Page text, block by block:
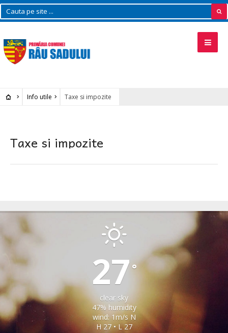
Info utile Taxe si impozite
Taxe si impozite
27 °
clear sky
47% humidity
wind: 1m/s N
H 27 • L 27